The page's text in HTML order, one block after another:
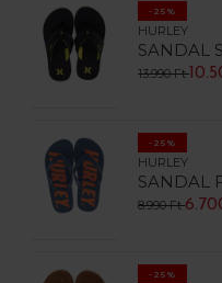
-25%
HURLEY
SANDAL
13.990 Ft
-25%
HURLEY
SANDAL
8.990 Ft
-25%